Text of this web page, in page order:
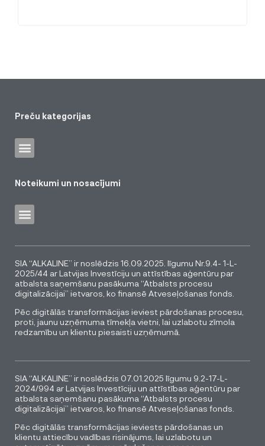
Preču kategorijas
Noteikumi un nosacījumi
SIA “ALKALINE” ir noslēdzis 16.09.2025. līgumu Nr.9.4- 1-L-
2025/44 ar Latvijas Investīciju un attīstības aģentūru par
atbalsta saņemšanu pasākuma “Atbalsts procesu
digitalizācijai” ietvaros, ko finansē Atveseļošanas fonds.
Pēc digitālās transformācijas ieviest pārdošanas procesu,
proti, jaunu uzņēmuma tīmekļa vietni, lai uzlabotu zīmola
redzamību un klientu piesaisti uzņēmumā.
SIA “ALKALINE” ir noslēdzis 07.01.2025 līgumu 9.2-17-L-
2024/994 ar Latvijas Investīciju un attīstības aģentūru par
atbalsta saņemšanu pasākuma “Atbalsts procesu
digitalizācijai” ietvaros, ko finansē Atveseļošanas fonds.
Pēc digitālās transformācijas ieviests pārdošanas un
klientu attiecību vadības risinājums, lai uzlabotu un